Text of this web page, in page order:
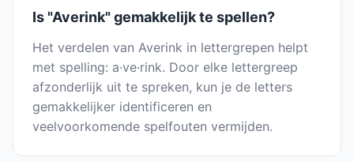
Is "Averink" gemakkelijk te spellen?
Het verdelen van Averink in lettergrepen helpt
met spelling: a·ve·rink. Door elke lettergreep
afzonderlijk uit te spreken, kun je de letters
gemakkelijker identificeren en
veelvoorkomende spelfouten vermijden.